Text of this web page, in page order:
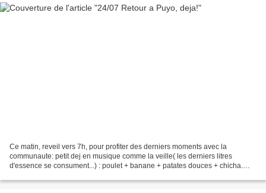
Ce matin, reveil vers 7h, pour profiter des derniers moments avec la
communaute: petit dej en musique comme la veille( les derniers litres
d'essence se consument...) : poulet + banane + patates douces + chicha.